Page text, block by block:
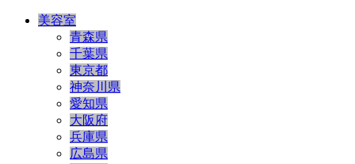
美容室
青森県
千葉県
東京都
神奈川県
愛知県
大阪府
兵庫県
広島県